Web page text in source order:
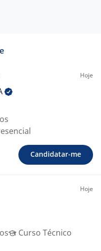
Hoje
Candidatar-me
Hoje
Curso Técnico